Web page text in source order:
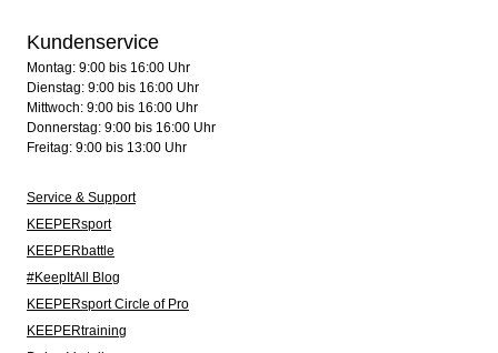
Kundenservice
Montag: 9:00 bis 16:00 Uhr
Dienstag: 9:00 bis 16:00 Uhr
Mittwoch: 9:00 bis 16:00 Uhr
Donnerstag: 9:00 bis 16:00 Uhr
Freitag: 9:00 bis 13:00 Uhr
Service & Support
KEEPERsport
KEEPERbattle
#KeepItAll Blog
KEEPERsport Circle of Pro
KEEPERtraining